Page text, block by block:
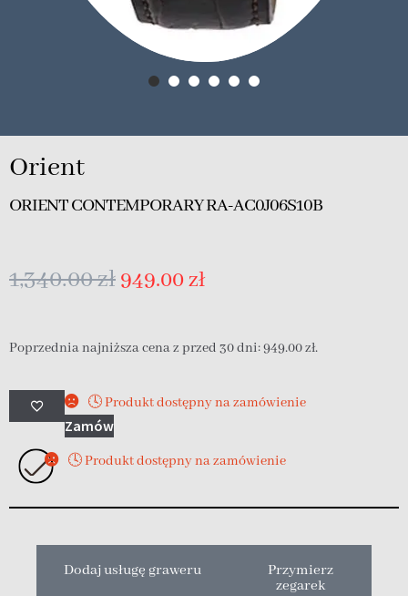
Orient
ORIENT CONTEMPORARY RA-AC0J06S10B
1,340.00zł949.00zł
Poprzednia najniższa cena z przed 30 dni:949.00zł.
🕓 Produkt dostępny na zamówienie
Zamów
🕓 Produkt dostępny na zamówienie
Dodaj usługę graweru
Przymierz
zegarek